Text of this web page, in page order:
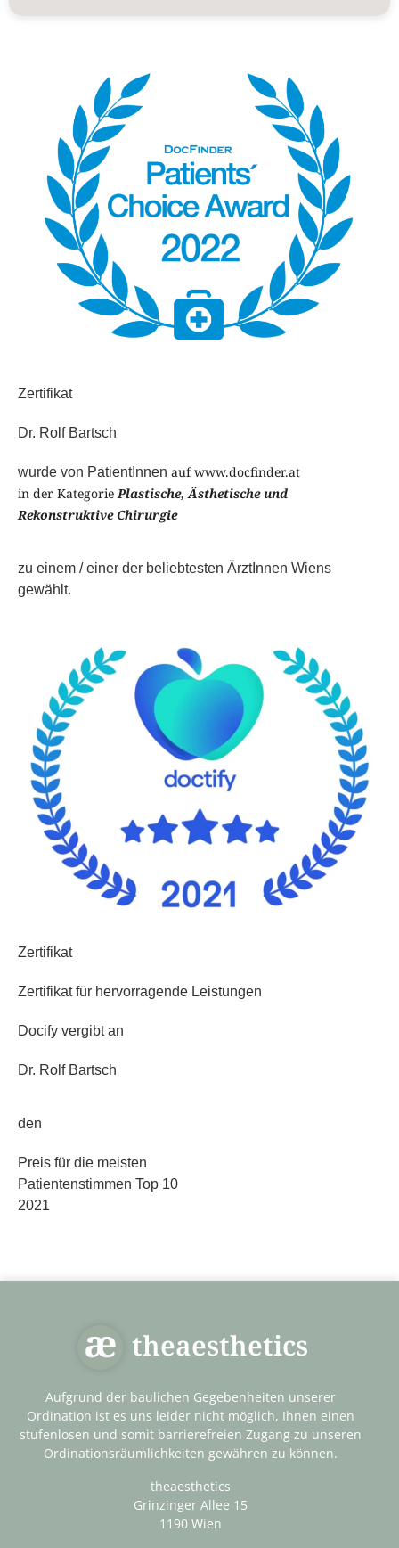
Zertifikat
Dr. Rolf Bartsch
wurde von PatientInnen auf www.docfinder.at
in der KategoriePlastische, Ästhetische und
Rekonstruktive Chirurgie
zu einem / einer der beliebtesten ÄrztInnen Wiens
gewählt.
Zertifikat
Zertifikat für hervorragende Leistungen
Docify vergibt an
Dr. Rolf Bartsch
den
Preis für die meisten
Patientenstimmen Top 10
2021
theaesthetics
Aufgrund der baulichen Gegebenheiten unserer
Ordination ist es uns leider nicht möglich, Ihnen einen
stufenlosen und somit barrierefreien Zugang zu unseren
Ordinationsräumlichkeiten gewähren zu können.
theaesthetics
Grinzinger Allee 15
1190 Wien